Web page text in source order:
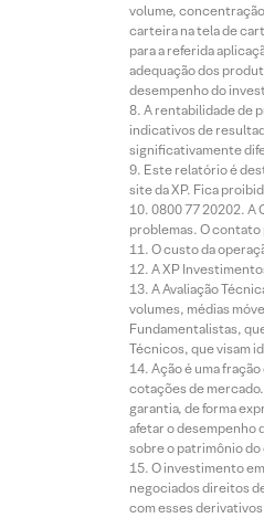
volume,
carteira na tela de
para a referida
adequação dos
desempenho do
A rentabilidade de
indicativos de
significativamente
Este relatório é
site da XP. Fica
0800 77 20202. A
problemas. O contato
O custo da
A XP
A Avaliação
volumes, médias
Fundamentalistas,
Técnicos, que visam
Ação é uma
cotações de
garantia, de forma
afetar o desempenho
sobre o patrimônio
O investimento
negociados direitos
com esses